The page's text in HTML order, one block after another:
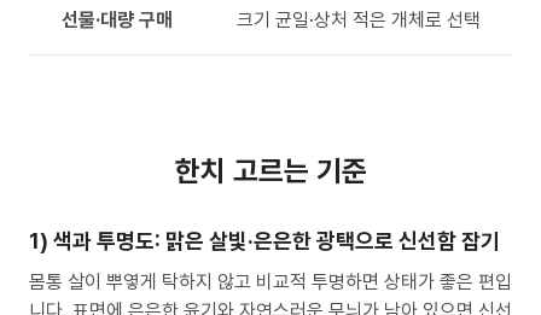
선물·대량 구매 크기 균일·상처 적은 개체로 선택
한치 고르는 기준
1) 색과 투명도: 맑은 살빛·은은한 광택으로 신선함 잡기
몸통 살이 뿌옇게 탁하지 않고 비교적 투명하면 상태가 좋은 편입